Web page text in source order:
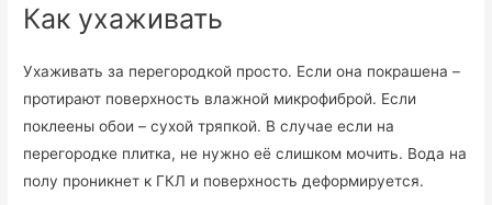
Как ухаживать
Ухаживать за перегородкой просто. Если она покрашена –
протирают поверхность влажной микрофиброй. Если
поклеены обои – сухой тряпкой. В случае если на
перегородке плитка, не нужно её слишком мочить. Вода на
полу проникнет к ГКЛ и поверхность деформируется.